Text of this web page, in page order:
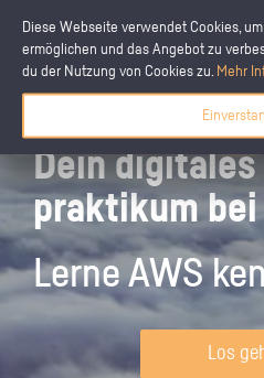
Diese Webseite verwendet Cookies,
ermöglichen und das Angebot zu
du der Nutzung von Cookies zu. Mehr
Dein
praktikum bei
Lerne AWS
Los